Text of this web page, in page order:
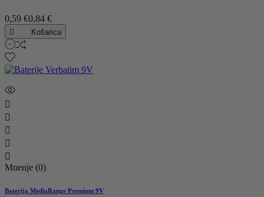
0,59 €0,84 €
 Košarica





Mnenje (0)
Baterija MediaRange Premium 9V